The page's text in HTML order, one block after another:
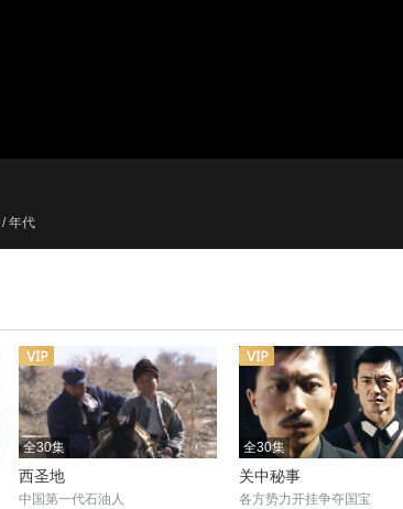
/ 年代
全30集
西圣地
中国第一代石油人
全30集
关中秘事
各方势力开挂争夺国宝